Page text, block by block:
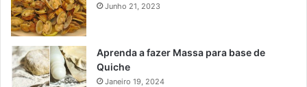
Junho 21, 2023
Aprenda a fazer Massa para base de
Quiche
Janeiro 19, 2024